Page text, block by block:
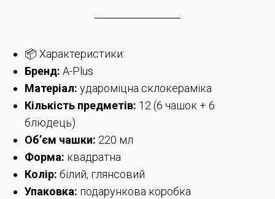
📦 Характеристики:
Бренд: A-Plus
Матеріал: удароміцна склокераміка
Кількість предметів: 12 (6 чашок + 6
блюдець)
Об’єм чашки: 220 мл
Форма: квадратна
Колір: білий, глянсовий
Упаковка: подарункова коробка